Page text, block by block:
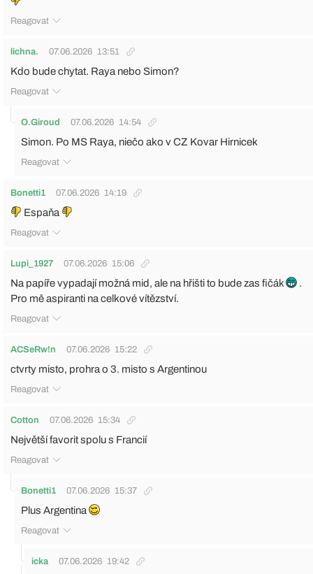
Reagovat
lichna. 07.06.2026 13:51
Kdo bude chytat. Raya nebo Simon?
Reagovat
O.Giroud 07.06.2026 14:54
Simon. Po MS Raya, niečo ako v CZ Kovar Hirnicek
Reagovat
Bonetti1 07.06.2026 14:19
Espaňa
Reagovat
Lupi_1927 07.06.2026 15:06
Na papíře vypadají možná mid, ale na hřišti to bude zas fičák
.
Pro mě aspiranti na celkové vítězství.
Reagovat
ACSeRw!n 07.06.2026 15:22
ctvrty misto, prohra o 3. misto s Argentinou
Reagovat
Cotton 07.06.2026 15:34
Největší favorit spolu s Francií
Reagovat
Bonetti1 07.06.2026 15:37
Plus Argentina
Reagovat
icka 07.06.2026 19:42